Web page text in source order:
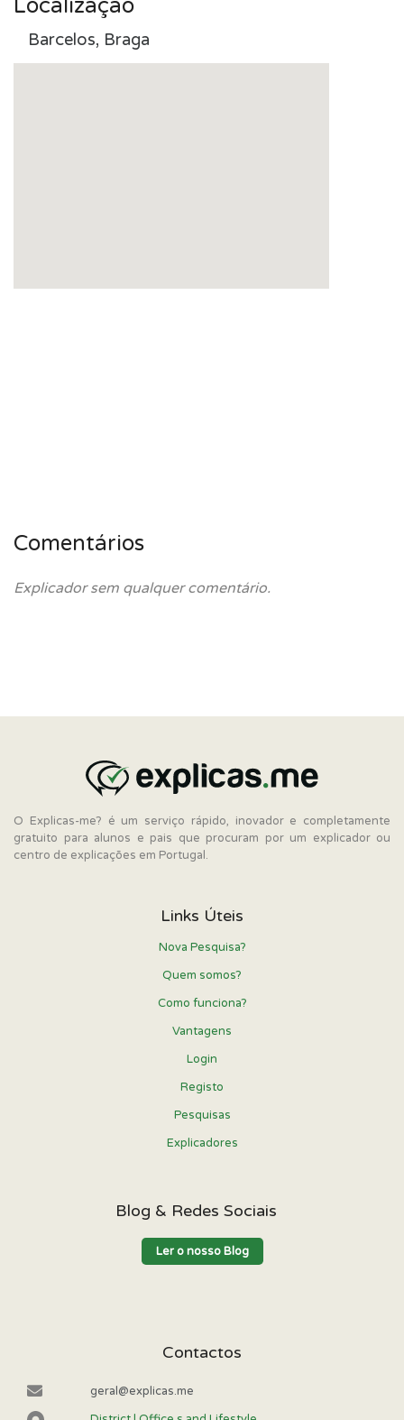
Localização
Barcelos, Braga
Comentários
Explicador sem qualquer comentário.
O Explicas-me? é um serviço rápido, inovador e completamente
gratuito para alunos e pais que procuram por um explicador ou
centro de explicações em Portugal.
Links Úteis
Nova Pesquisa?
Quem somos?
Como funciona?
Vantagens
Login
Registo
Pesquisas
Explicadores
Blog & Redes Sociais
Ler o nosso Blog
Contactos
geral@explicas.me